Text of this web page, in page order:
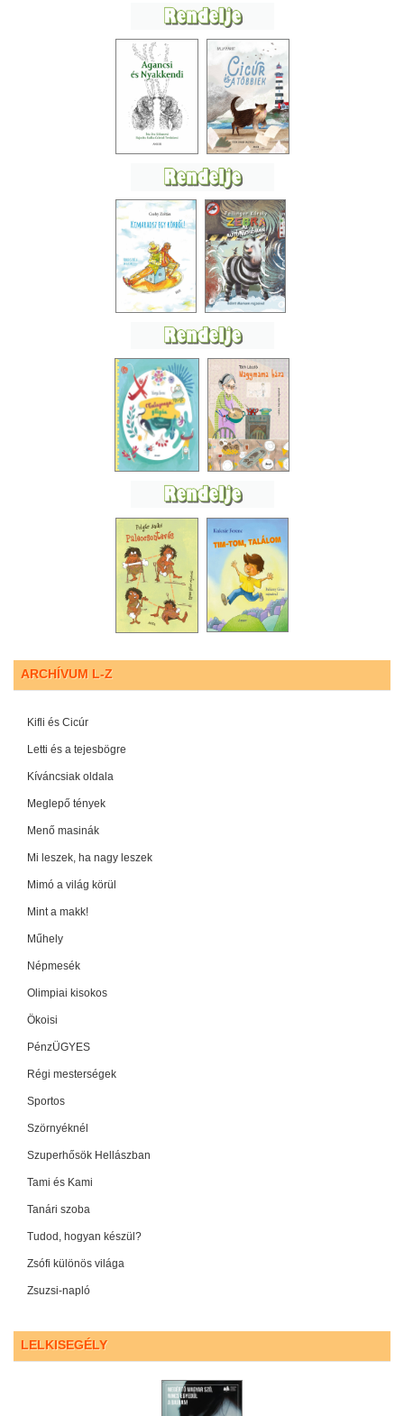
ARCHÍVUM L-Z
Kifli és Cicúr
Letti és a tejesbögre
Kíváncsiak oldala
Meglepő tények
Menő masinák
Mi leszek, ha nagy leszek
Mimó a világ körül
Mint a makk!
Műhely
Népmesék
Olimpiai kisokos
Ökoisi
PénzÜGYES
Régi mesterségek
Sportos
Szörnyéknél
Szuperhősök Hellászban
Tami és Kami
Tanári szoba
Tudod, hogyan készül?
Zsófi különös világa
Zsuzsi-napló
LELKISEGÉLY